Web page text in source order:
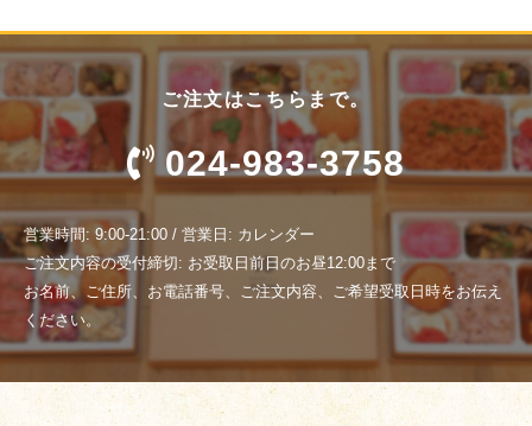
ご注文はこちらまで。
024-983-3758
営業時間: 9:00-21:00 / 営業日: カレンダー
ご注文内容の受付締切: お受取日前日のお昼12:00まで
お名前、ご住所、お電話番号、ご注文内容、ご希望受取日時をお伝え
ください。